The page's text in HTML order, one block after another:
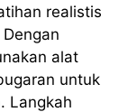
realistis
alat
untuk
Langkah